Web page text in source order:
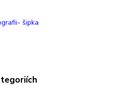
šipka